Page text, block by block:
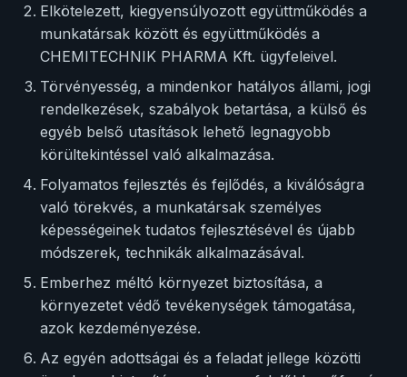
Elkötelezett, kiegyensúlyozott együttműködés a
munkatársak között és együttműködés a
CHEMITECHNIK PHARMA Kft. ügyfeleivel.
Törvényesség, a mindenkor hatályos állami, jogi
rendelkezések, szabályok betartása, a külső és
egyéb belső utasítások lehető legnagyobb
körültekintéssel való alkalmazása.
Folyamatos fejlesztés és fejlődés, a kiválóságra
való törekvés, a munkatársak személyes
képességeinek tudatos fejlesztésével és újabb
módszerek, technikák alkalmazásával.
Emberhez méltó környezet biztosítása, a
környezetet védő tevékenységek támogatása,
azok kezdeményezése.
Az egyén adottságai és a feladat jellege közötti